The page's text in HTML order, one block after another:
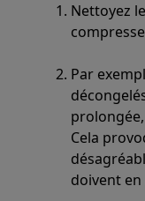
Nettoyez
Par
Cela
doivent en